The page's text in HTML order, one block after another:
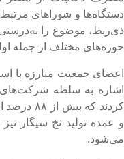
و شوراهای
موضوع را به‌درستی
مختلف از جمله
جمعیت مبارزه با
به سلطه شرکت‌های
کردند که
عمده تولید نخ سیگار